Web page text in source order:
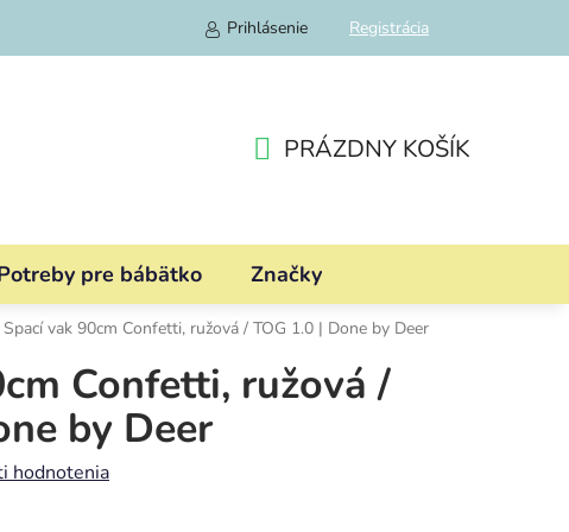
Prihlásenie Registrácia
KOŠÍK
PRÁZDNY KOŠÍK
pre bábätko Značky
Spací vak 90cm Confetti, ružová / TOG 1.0 | Done by Deer
Confetti, ružová /
by Deer
hodnotenia